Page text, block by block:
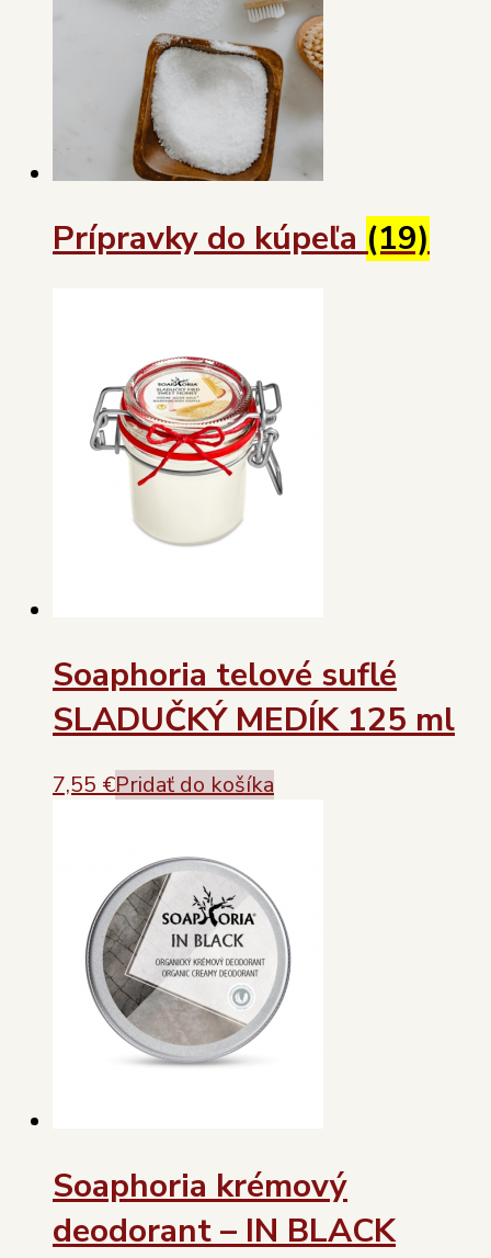
Prípravky do kúpeľa (19)
Soaphoria telové suflé
SLADUČKÝ MEDÍK 125 ml
7,55 €Pridať do košíka
Soaphoria krémový
deodorant – IN BLACK